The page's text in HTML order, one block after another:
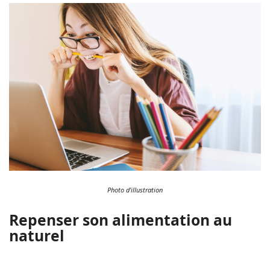
Photo d'illustration
Repenser son alimentation au
naturel